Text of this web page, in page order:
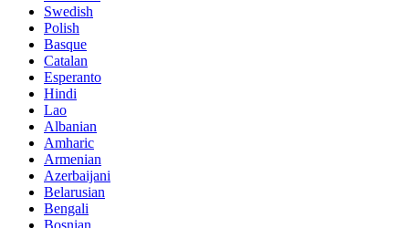
Swedish
Polish
Basque
Catalan
Esperanto
Hindi
Lao
Albanian
Amharic
Armenian
Azerbaijani
Belarusian
Bengali